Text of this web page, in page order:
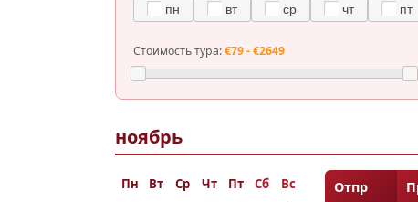
пн вт ср чт пт
Стоимость тура:€79 - €2649
ноябрь
Пн Вт Ср Чт Пт Сб
Вс
Отпр